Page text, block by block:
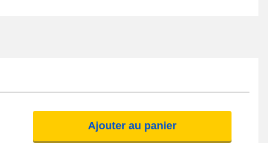
Ajouter au panier